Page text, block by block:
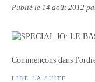
Publié le 14 août 2012
Commençons dans
LIRE LA SUITE